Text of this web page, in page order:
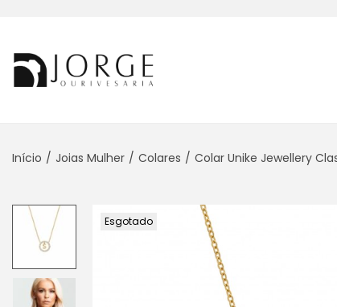
Início / Joias Mulher / Colares / Colar Unike Jewellery
Esgotado